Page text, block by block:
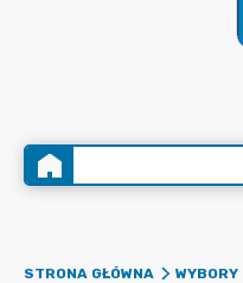
STRONA GŁÓWNA